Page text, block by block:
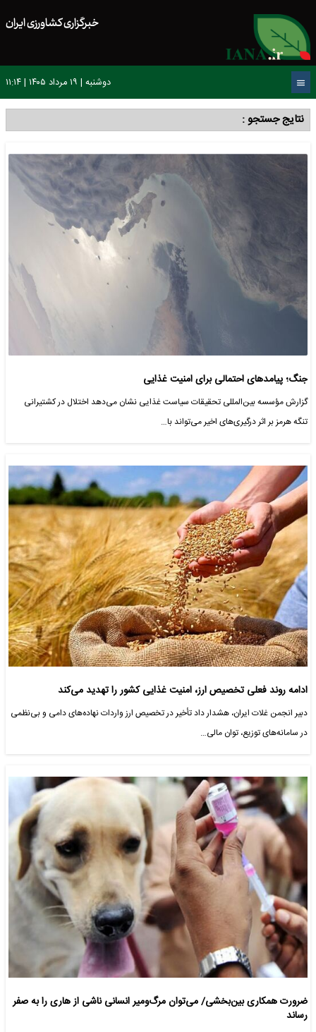
خبرگزاری کشاورزی ایران
دوشنبه | ۱۹ مرداد ۱۴۰۵ | ۱۱:۱۴
نتایج جستجو :
جنگ؛ پیامدهای احتمالی برای امنیت غذایی
گزارش مؤسسه بین‌المللی تحقیقات سیاست غذایی نشان می‌دهد اختلال در کشتیرانی
تنگه هرمز بر اثر درگیری‌های اخیر می‌تواند با…
ادامه روند فعلی تخصیص ارز، امنیت غذایی کشور را تهدید می‌کند
دبیر انجمن غلات ایران، هشدار داد تأخیر در تخصیص ارز واردات نهاده‌های دامی و بی‌نظمی
در سامانه‌های توزیع، توان مالی…
ضرورت همکاری بین‌بخشی/ می‌توان مرگ‌ومیر انسانی ناشی از هاری را به صفر
رساند